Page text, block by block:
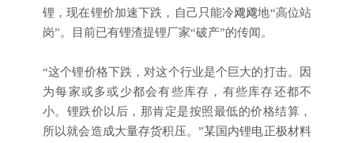
锂，现在锂价加速下跌，自己只能冷飕飕地“高位站
岗”。目前已有锂渣提锂厂家“破产”的传闻。
“这个锂价格下跌，对这个行业是个巨大的打击。因
为每家或多或少都会有些库存，有些库存还都不
小。锂跌价以后，那肯定是按照最低的价格结算，
所以就会造成大量存货积压。”某国内锂电正极材料